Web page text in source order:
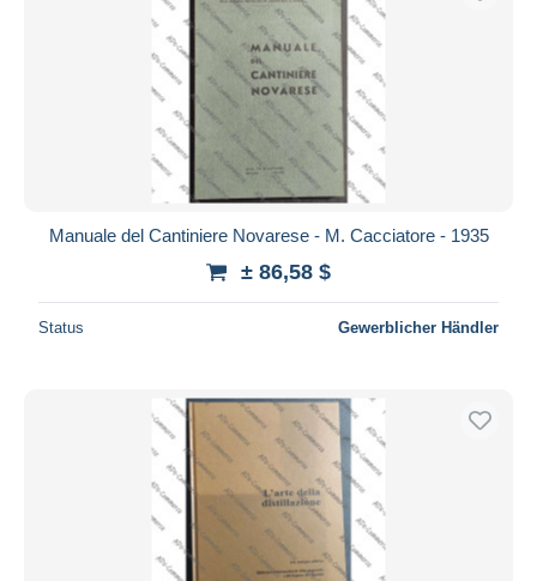
Manuale del Cantiniere Novarese - M. Cacciatore - 1935
± 86,58 $
Status Gewerblicher Händler